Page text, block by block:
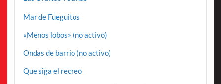
Mar de Fueguitos
«Menos lobos» (no activo)
Ondas de barrio (no activo)
Que siga el recreo